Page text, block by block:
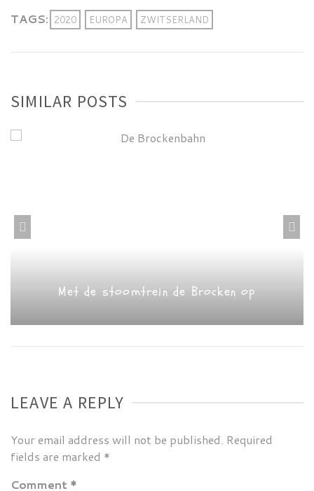
TAGS: 2020 EUROPA ZWITSERLAND
SIMILAR POSTS
Met de stoomtrein de Brocken op
LEAVE A REPLY
Your email address will not be published. Required
fields are marked *
Comment *